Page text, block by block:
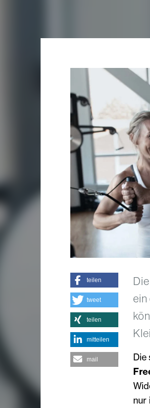
Die
nur
teilen
tweet
teilen
mitteilen
mail